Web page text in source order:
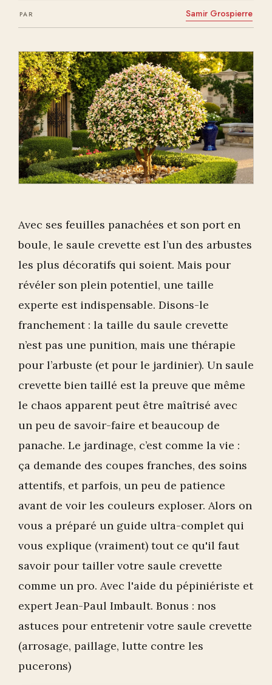
PAR Samir Grospierre
Avec ses feuilles panachées et son port en
boule, le saule crevette est l’un des arbustes
les plus décoratifs qui soient. Mais pour
révéler son plein potentiel, une taille
experte est indispensable. Disons-le
franchement : la taille du saule crevette
n’est pas une punition, mais une thérapie
pour l’arbuste (et pour le jardinier). Un saule
crevette bien taillé est la preuve que même
le chaos apparent peut être maîtrisé avec
un peu de savoir-faire et beaucoup de
panache. Le jardinage, c’est comme la vie :
ça demande des coupes franches, des soins
attentifs, et parfois, un peu de patience
avant de voir les couleurs exploser. Alors on
vous a préparé un guide ultra-complet qui
vous explique (vraiment) tout ce qu'il faut
savoir pour tailler votre saule crevette
comme un pro. Avec l'aide du pépiniériste et
expert Jean-Paul Imbault. Bonus : nos
astuces pour entretenir votre saule crevette
(arrosage, paillage, lutte contre les
pucerons)